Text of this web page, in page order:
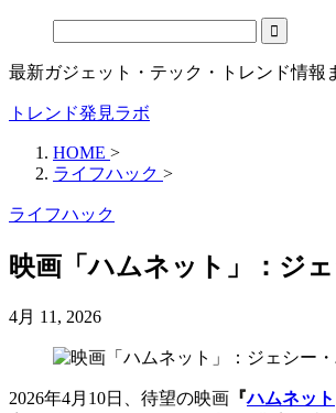
最新ガジェット・テック・トレンド情報
トレンド発見ラボ
HOME >
ライフハック >
ライフハック
映画「ハムネット」：ジ
4月 11, 2026
2026年4月10日、待望の映画 『ハムネット